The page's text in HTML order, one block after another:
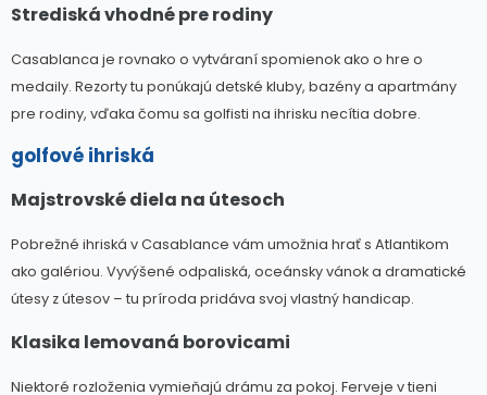
Strediská vhodné pre rodiny
Casablanca je rovnako o vytváraní spomienok ako o hre o
medaily. Rezorty tu ponúkajú detské kluby, bazény a apartmány
pre rodiny, vďaka čomu sa golfisti na ihrisku necítia dobre.
golfové ihriská
Majstrovské diela na útesoch
Pobrežné ihriská v Casablance vám umožnia hrať s Atlantikom
ako galériou. Vyvýšené odpaliská, oceánsky vánok a dramatické
útesy z útesov – tu príroda pridáva svoj vlastný handicap.
Klasika lemovaná borovicami
Niektoré rozloženia vymieňajú drámu za pokoj. Ferveje v tieni